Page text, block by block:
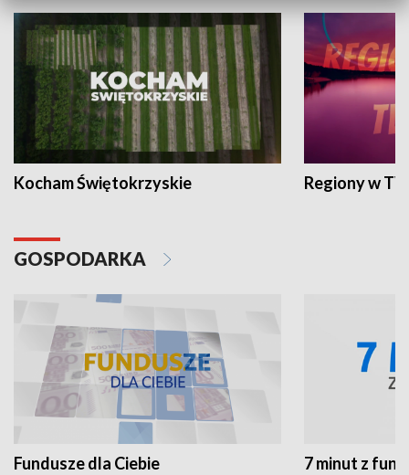
Kocham Świętokrzyskie Regiony w
GOSPODARKA
Fundusze dla Ciebie 7 minut z